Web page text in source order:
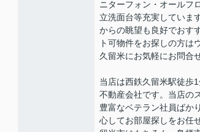
ニターフォン・オールフ
立洗面台等充実していま
からの眺望も良好でおす
ト可物件をお探しの方は
久留米にお気軽にお問合
当店は西鉄久留米駅徒歩
不動産会社です。当店の
豊富なベテラン社員ばか
心してお部屋探しをお任